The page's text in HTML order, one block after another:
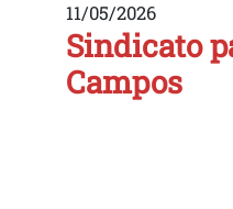
11/05/2026
Sindicato
Campos